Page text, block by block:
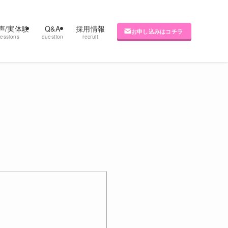
/実体験 Q&A
question
採用情報
recruit
お申し込みはコチラ